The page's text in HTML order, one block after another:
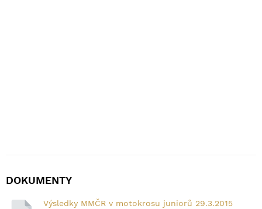
DOKUMENTY
Výsledky MMČR v motokrosu juniorů 29.3.2015